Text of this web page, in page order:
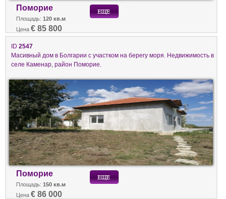
Поморие
Площадь: 120 кв.м
Цена € 85 800
ID 2547
Масивный дом в Болгарии с участком на берегу моря. Недвижимость в
селе Каменар, район Поморие.
Поморие
Площадь: 150 кв.м
Цена € 86 000